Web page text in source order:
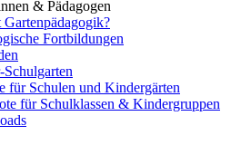
& Pädagogen
Gartenpädagogik?
Fortbildungen
Schulgarten
für Schulen und Kindergärten
für Schulklassen & Kindergruppen